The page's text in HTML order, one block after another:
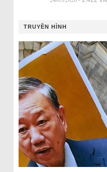
TRUYỀN HÌNH